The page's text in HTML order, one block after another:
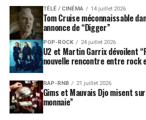
LES ALBUMS DES BEATLES SONT
SUJETS ASSOCIÉS:
THE BEATLES
TÉLÉ / CINÉMA 14 juillet 2026
Tom Cruise méconnaissable
annonce de “Digger”
POP-ROCK 24 juillet 2026
U2 et Martin Garrix dévoilent
nouvelle rencontre entre rock
RAP-RNB 21 juillet 2026
Gims et Mauvais Djo misent
monnaie”